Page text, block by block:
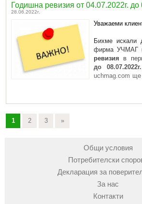
Годишна ревизия от 04.07.2022г. до
28.06.2022г.
Уважаеми
Бихме
фирма УЧМАГ
ревизия в
до 08.07.2022г.
uchmag.com ще
и приема
1 2 3 »
Общи условия
Потребителски
Декларация за
За нас
Контакти